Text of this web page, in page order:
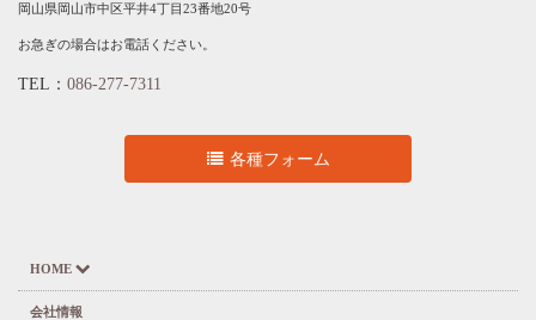
岡山県岡山市中区平井4丁目23番地20号
お急ぎの場合はお電話ください。
TEL： 086-277-7311
各種フォーム
HOME
会社情報